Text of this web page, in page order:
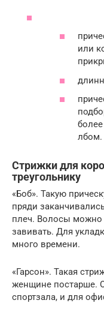
или
лбом.
Стрижки для
треугольнику
«Боб». Такую
пряди
плеч. Волосы
завивать. Для
много времени.
«Гарсон». Такая
женщине постарше.
спортзала, и для